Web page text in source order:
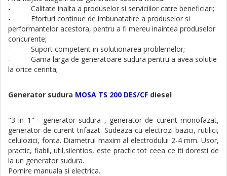
- Calitate inalta a produselor si serviciilor catre beneficiari;
- Eforturi continue de imbunatatire a produselor si
performantelor acestora, pentru a fi mereu inaintea produselor
concurente;
- Suport competent in solutionarea problemelor;
- Gama larga de generatoare sudura pentru a avea solutie
la orice cerinta;
Generator sudura MOSA TS 200 DES/CF diesel
"3 in 1" - generator sudura , generator de curent monofazat,
generator de curent trifazat. Sudeaza cu electrozi bazici, rutilici,
celulozici, fonta. Diametrul maxim al electrodului 2-4 mm. Usor,
practic, fiabil, util,silentios, este practic tot ceea ce iti doresti de
la un generator sudura.
Pornire manuala si electrica.